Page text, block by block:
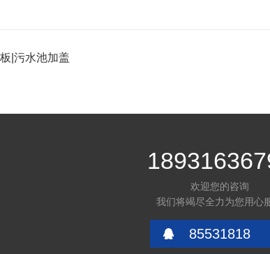
|污水池加盖
欢迎您的咨询
我们将竭尽全力为您用心
85531818